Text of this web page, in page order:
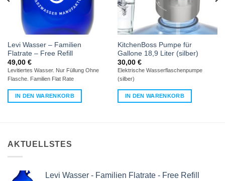
Levi Wasser – Familien
Flatrate – Free Refill
49,00 €
Levitiertes Wasser. Nur Füllung Ohne
Flasche. Familien Flat Rate
IN DEN WARENKORB
KitchenBoss Pumpe für
Gallone 18,9 Liter (silber)
30,00 €
Elektrische Wasserflaschenpumpe
(silber)
IN DEN WARENKORB
AKTUELLSTES
Levi Wasser - Familien Flatrate - Free Refill